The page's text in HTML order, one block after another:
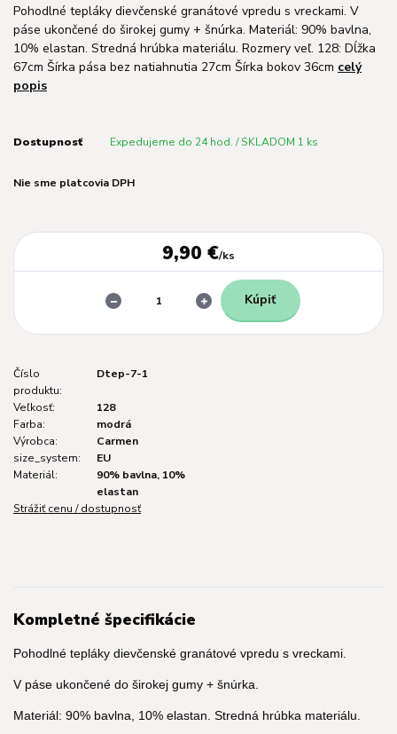
Pohodlné tepláky dievčenské granátové vpredu s vreckami. V
páse ukončené do širokej gumy + šnúrka. Materiál: 90% bavlna,
10% elastan. Stredná hrúbka materiálu. Rozmery veľ. 128: Dĺžka
67cm Šírka pása bez natiahnutia 27cm Šírka bokov 36cm celý
popis
Dostupnosť Expedujeme do 24 hod. / SKLADOM 1 ks
Nie sme platcovia DPH
9,90 €/ks
Kúpiť
Číslo
produktu:
Dtep-7-1
Veľkosť:
128
Farba:
modrá
Výrobca:
Carmen
size_system:
EU
Materiál:
90% bavlna, 10%
elastan
Strážiť cenu / dostupnosť
Kompletné špecifikácie
Pohodlné tepláky dievčenské granátové vpredu s vreckami.
V páse ukončené do širokej gumy + šnúrka.
Materiál: 90% bavlna, 10% elastan. Stredná hrúbka materiálu.